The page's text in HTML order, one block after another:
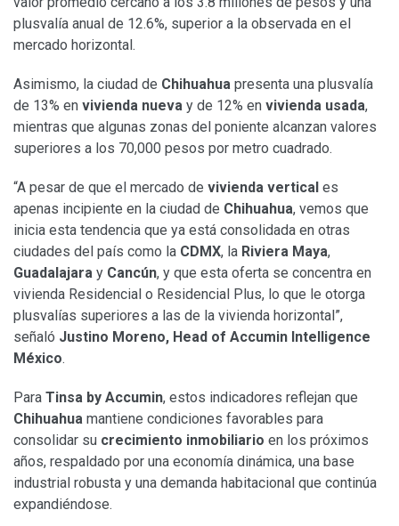
plusvalía anual de 12.6%, superior a la observada en el
mercado horizontal.
Asimismo, la ciudad de Chihuahua presenta una plusvalía
de 13% en vivienda nueva y de 12% en vivienda usada,
mientras que algunas zonas del poniente alcanzan valores
superiores a los 70,000 pesos por metro cuadrado.
“A pesar de que el mercado de vivienda vertical es
apenas incipiente en la ciudad de Chihuahua, vemos que
inicia esta tendencia que ya está consolidada en otras
ciudades del país como la CDMX, la Riviera Maya,
Guadalajara y Cancún, y que esta oferta se concentra en
vivienda Residencial o Residencial Plus, lo que le otorga
plusvalías superiores a las de la vivienda horizontal”,
señaló Justino Moreno, Head of Accumin Intelligence
México.
Para Tinsa by Accumin, estos indicadores reflejan que
Chihuahua mantiene condiciones favorables para
consolidar su crecimiento inmobiliario en los próximos
años, respaldado por una economía dinámica, una base
industrial robusta y una demanda habitacional que continúa
expandiéndose.